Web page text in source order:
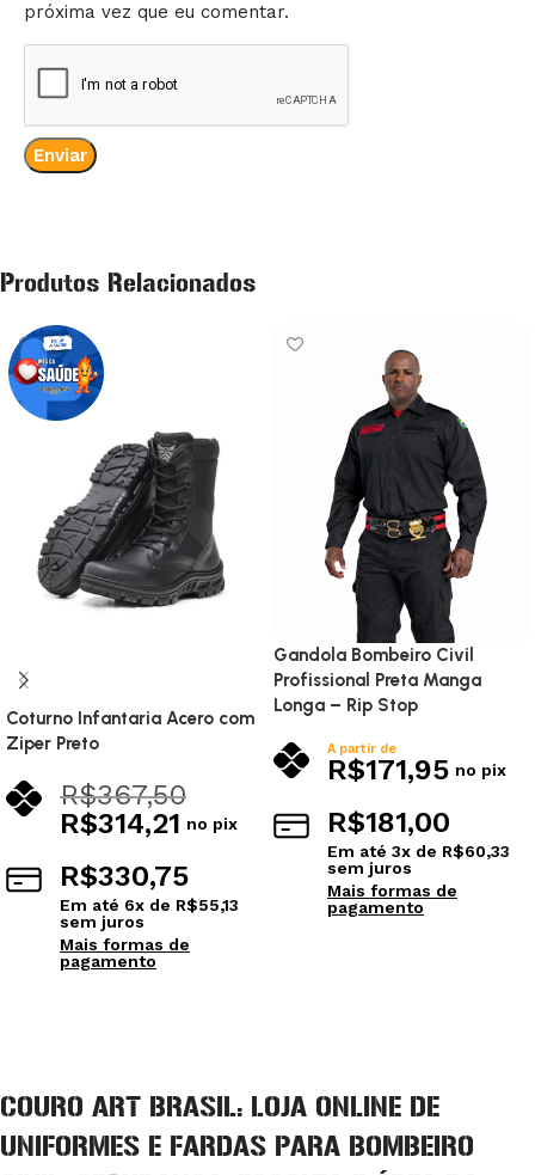
próxima vez que eu comentar.
Produtos Relacionados
Coturno Infantaria Acero com
Ziper Preto
R$367,50
R$314,21 no pix
R$330,75
Em até 6x de R$55,13
sem juros
Mais formas de
pagamento
Gandola Bombeiro Civil
Profissional Preta Manga
Longa – Rip Stop
A partir de
R$171,95 no pix
R$181,00
Em até 3x de R$60,33
sem juros
Mais formas de
pagamento
COURO ART BRASIL: LOJA ONLINE DE
UNIFORMES E FARDAS PARA BOMBEIRO